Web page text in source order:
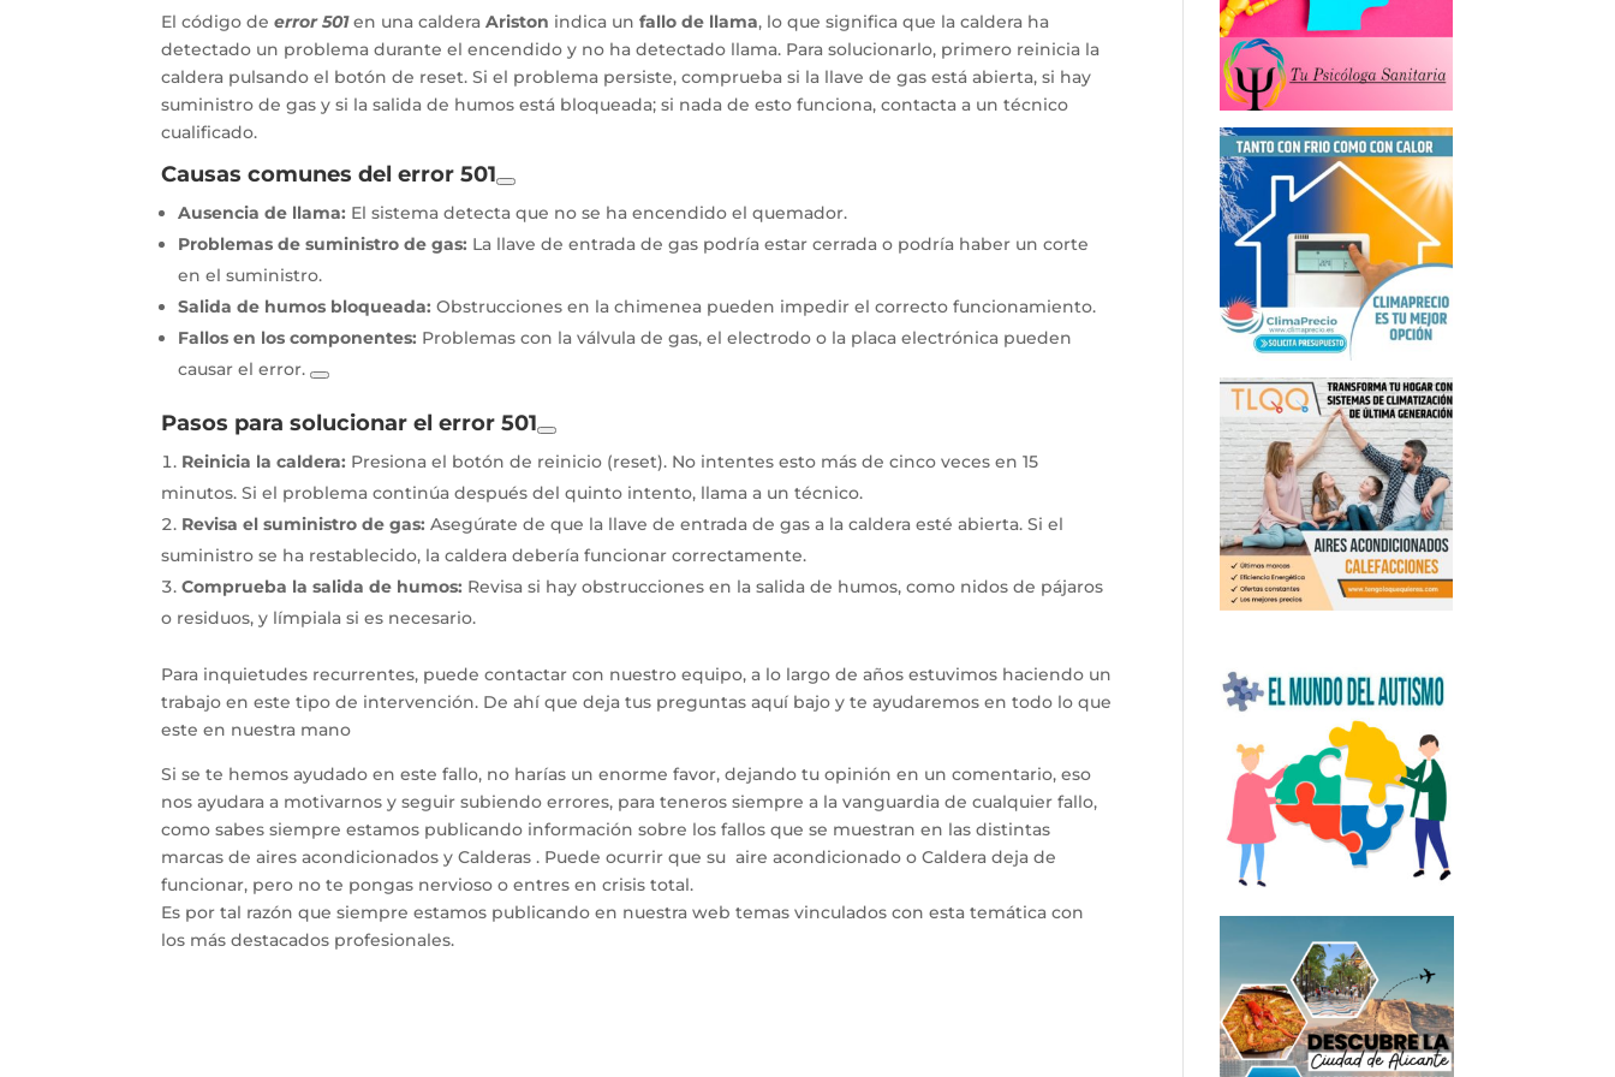
El código deerror 501en una calderaAriston indica unfallo de llama, lo que significa que la caldera ha
detectado un problema durante el encendido y no ha detectado llama. Para solucionarlo, primero reinicia la
caldera pulsando el botón de reset. Si el problema persiste, comprueba si la llave de gas está abierta, si hay
suministro de gas y si la salida de humos está bloqueada; si nada de esto funciona, contacta a un técnico
cualificado.
Causas comunes del error 501
Ausencia de llama: El sistema detecta que no se ha encendido el quemador.
Problemas de suministro de gas: La llave de entrada de gas podría estar cerrada o podría haber un corte
en el suministro.
Salida de humos bloqueada: Obstrucciones en la chimenea pueden impedir el correcto funcionamiento.
Fallos en los componentes: Problemas con la válvula de gas, el electrodo o la placa electrónica pueden
causar el error.
Pasos para solucionar el error 501
Reinicia la caldera: Presiona el botón de reinicio (reset). No intentes esto más de cinco veces en 15
minutos. Si el problema continúa después del quinto intento, llama a un técnico.
Revisa el suministro de gas: Asegúrate de que la llave de entrada de gas a la caldera esté abierta. Si el
suministro se ha restablecido, la caldera debería funcionar correctamente.
Comprueba la salida de humos: Revisa si hay obstrucciones en la salida de humos, como nidos de pájaros
o residuos, y límpiala si es necesario.
Para inquietudes recurrentes, puede contactar con nuestro equipo, a lo largo de años estuvimos haciendo un
trabajo en este tipo de intervención. De ahí que deja tus preguntas aquí bajo y te ayudaremos en todo lo que
este en nuestra mano
Si se te hemos ayudado en este fallo, no harías un enorme favor, dejando tu opinión en un comentario, eso
nos ayudara a motivarnos y seguir subiendo errores, para teneros siempre a la vanguardia de cualquier fallo,
como sabes siempre estamos publicando información sobre los fallos que se muestran en las distintas
marcas de aires acondicionados y Calderas . Puede ocurrir que su aire acondicionado o Caldera deja de
funcionar, pero no te pongas nervioso o entres en crisis total.
Es por tal razón que siempre estamos publicando en nuestra web temas vinculados con esta temática con
los más destacados profesionales.